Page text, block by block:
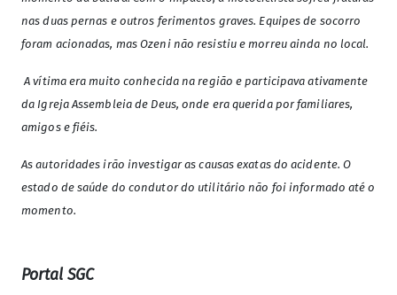
nas duas pernas e outros ferimentos graves. Equipes de socorro
foram acionadas, mas Ozeni não resistiu e morreu ainda no local.
A vítima era muito conhecida na região e participava ativamente
da Igreja Assembleia de Deus, onde era querida por familiares,
amigos e fiéis.
As autoridades irão investigar as causas exatas do acidente. O
estado de saúde do condutor do utilitário não foi informado até o
momento.
Portal SGC